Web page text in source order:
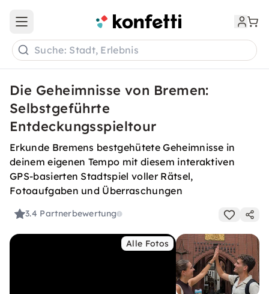
Open main menu
Suche: Stadt, Erlebnis
Die Geheimnisse von Bremen:
Selbstgeführte
Entdeckungsspieltour
Erkunde Bremens bestgehütete Geheimnisse in
deinem eigenen Tempo mit diesem interaktiven
GPS-basierten Stadtspiel voller Rätsel,
Fotoaufgaben und Überraschungen
3.4 Partnerbewertung
Alle Fotos